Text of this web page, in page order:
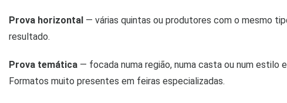
Prova horizontal — várias quintas ou produtores com o mesmo
resultado.
Prova temática — focada numa região, numa casta ou num estilo
Formatos muito presentes em feiras especializadas.